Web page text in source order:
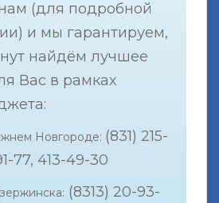
(для подробной
и мы гарантируем,
найдём лучшее
Вас в рамках
Новгороде: (831) 215-
77, 413-49-30
(8313) 20-93-